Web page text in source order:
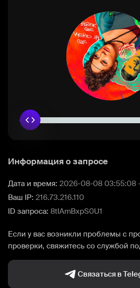
Информация о запросе
Дата и время: 2026-08-08 03:55:08
Ваш IP: 216.73.216.110
ID запроса: 8tIAmBxpS0U1
Если у вас возникли проблемы с
проверки, свяжитесь со службой
Связаться в